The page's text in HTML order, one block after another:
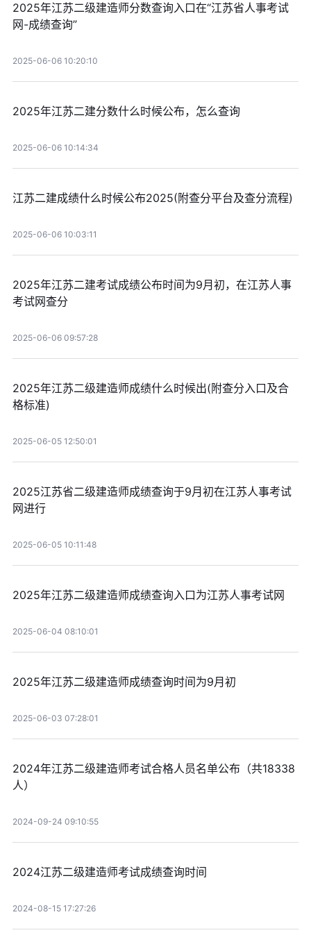
2025年江苏二级建造师分数查询入口在“江苏省人事考试
网-成绩查询”
2025-06-06 10:20:10
2025年江苏二建分数什么时候公布，怎么查询
2025-06-06 10:14:34
江苏二建成绩什么时候公布2025(附查分平台及查分流程)
2025-06-06 10:03:11
2025年江苏二建考试成绩公布时间为9月初，在江苏人事
考试网查分
2025-06-06 09:57:28
2025年江苏二级建造师成绩什么时候出(附查分入口及合
格标准)
2025-06-05 12:50:01
2025江苏省二级建造师成绩查询于9月初在江苏人事考试
网进行
2025-06-05 10:11:48
2025年江苏二级建造师成绩查询入口为江苏人事考试网
2025-06-04 08:10:01
2025年江苏二级建造师成绩查询时间为9月初
2025-06-03 07:28:01
2024年江苏二级建造师考试合格人员名单公布（共18338
人）
2024-09-24 09:10:55
2024江苏二级建造师考试成绩查询时间
2024-08-15 17:27:26